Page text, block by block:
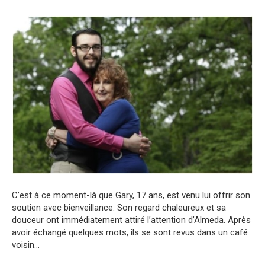
C’est à ce moment-là que Gary, 17 ans, est venu lui offrir son
soutien avec bienveillance. Son regard chaleureux et sa
douceur ont immédiatement attiré l’attention d’Almeda. Après
avoir échangé quelques mots, ils se sont revus dans un café
voisin…